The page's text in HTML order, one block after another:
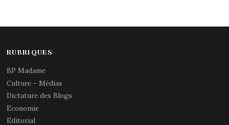
RUBRIQUES
BP Madame
Culture - Médias
Dictature des Blogs
Economie
Editorial